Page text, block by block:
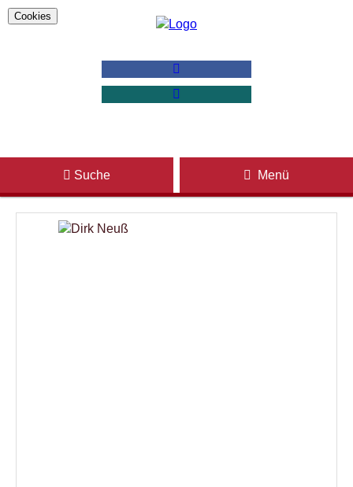
Suche Menü
Cookies